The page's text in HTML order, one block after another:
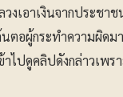
เอาเงินจากประชา
ตอผู้กระทำความผิด
ไปดูคลิปดังกล่าวเพร